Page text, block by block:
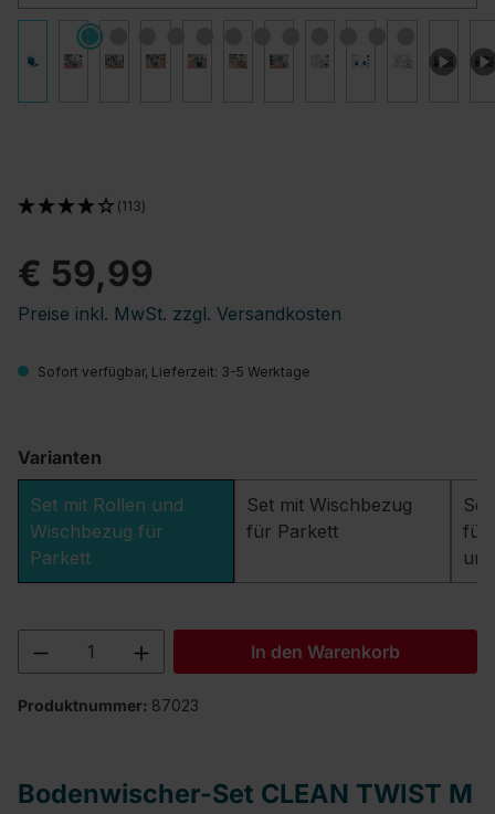
€ 59,99
Preise inkl. MwSt. zzgl. Versandkosten
(113)
Sofort verfügbar, Lieferzeit: 3-5 Werktage
Varianten
Set mit Rollen und
Wischbezug für
Parkett
Set mit Wischbezug
für Parkett
für
Produkt Anzahl: Gib den gewünschten
In den Warenkorb
Produktnummer: 87023
Bodenwischer-Set CLEAN TWIST M